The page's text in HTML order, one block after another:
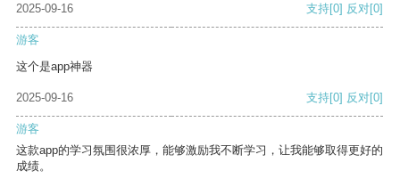
2025-09-16 支持[0] 反对[0]
游客
这个是app神器
2025-09-16 支持[0] 反对[0]
游客
这款app的学习氛围很浓厚，能够激励我不断学习，让我能够取得更好的
成绩。